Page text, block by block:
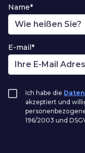
Name*
E-mail*
Ich habe die
akzeptiert und
196/2003 und